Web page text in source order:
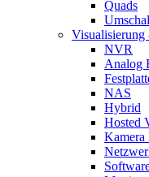
Quads
Visualisierung
NVR
Analog
NAS
Hybrid
Hosted
Kamera